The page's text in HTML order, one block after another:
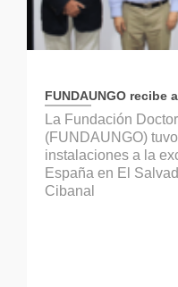
FUNDAUNGO recibe
La Fundación
(FUNDAUNGO)
instalaciones a la
España en El
Cibanal